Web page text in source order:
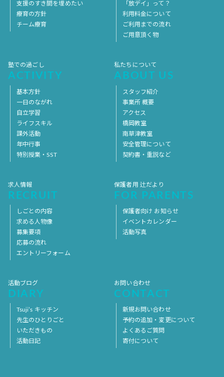
支援のすき間を埋めたい
療育の方針
チーム療育
「放デイ」って？
利用料金について
ご利用までの流れ
ご用意頂く物
塾での過ごし
ACTIVITY
基本方針
一日のながれ
自立学習
ライフスキル
課外活動
年中行事
特別授業・SST
私たちについて
ABOUT US
スタッフ紹介
事業所 概要
アクセス
橋岡教室
南草津教室
安全管理について
契約書・重説など
求人情報
RECRUIT
しごとの内容
求める人物像
募集要項
応募の流れ
エントリーフォーム
保護者用 辻だより
FOR PARENTS
保護者向け お知らせ
イベントカレンダー
活動写真
活動ブログ
DIARY
Tsuji’s キッチン
先生のひとりごと
いただきもの
活動日記
お問い合わせ
CONTACT
新規お問い合わせ
予約の追加・変更について
よくあるご質問
寄付について